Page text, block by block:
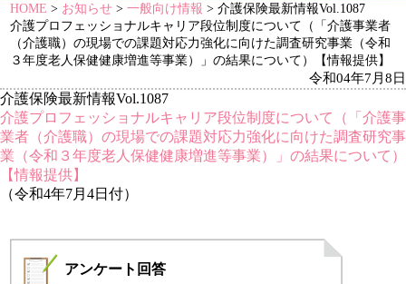
HOME > お知らせ >一般向け情報 > 介護保険最新情報Vol.1087
介護プロフェッショナルキャリア段位制度について（「介護事業者
（介護職）の現場での課題対応力強化に向けた調査研究事業（令和
３年度老人保健健康増進等事業）」の結果について）【情報提供】
令和04年7月8日
介護保険最新情報Vol.1087
介護プロフェッショナルキャリア段位制度について（「介護事
業者（介護職）の現場での課題対応力強化に向けた調査研究事
業（令和３年度老人保健健康増進等事業）」の結果について）
【情報提供】
（令和4年7月4日付）
アンケート 回答